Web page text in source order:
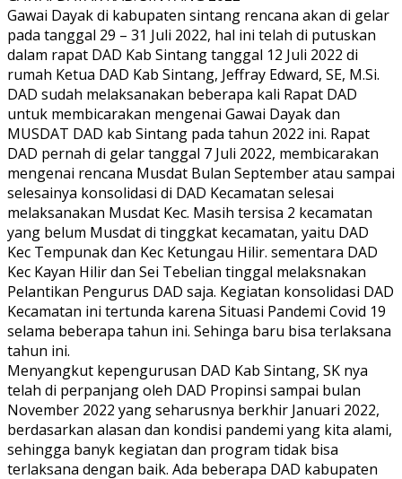
Gawai Dayak di kabupaten sintang rencana akan di gelar
pada tanggal 29 – 31 Juli 2022, hal ini telah di putuskan
dalam rapat DAD Kab Sintang tanggal 12 Juli 2022 di
rumah Ketua DAD Kab Sintang, Jeffray Edward, SE, M.Si.
DAD sudah melaksanakan beberapa kali Rapat DAD
untuk membicarakan mengenai Gawai Dayak dan
MUSDAT DAD kab Sintang pada tahun 2022 ini. Rapat
DAD pernah di gelar tanggal 7 Juli 2022, membicarakan
mengenai rencana Musdat Bulan September atau sampai
selesainya konsolidasi di DAD Kecamatan selesai
melaksanakan Musdat Kec. Masih tersisa 2 kecamatan
yang belum Musdat di tinggkat kecamatan, yaitu DAD
Kec Tempunak dan Kec Ketungau Hilir. sementara DAD
Kec Kayan Hilir dan Sei Tebelian tinggal melaksnakan
Pelantikan Pengurus DAD saja. Kegiatan konsolidasi DAD
Kecamatan ini tertunda karena Situasi Pandemi Covid 19
selama beberapa tahun ini. Sehinga baru bisa terlaksana
tahun ini.
Menyangkut kepengurusan DAD Kab Sintang, SK nya
telah di perpanjang oleh DAD Propinsi sampai bulan
November 2022 yang seharusnya berkhir Januari 2022,
berdasarkan alasan dan kondisi pandemi yang kita alami,
sehingga banyk kegiatan dan program tidak bisa
terlaksana dengan baik. Ada beberapa DAD kabupaten